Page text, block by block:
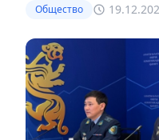
Общество